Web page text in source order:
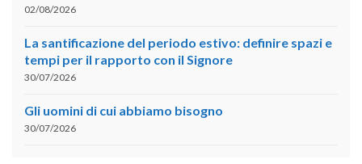
02/08/2026
La santificazione del periodo estivo: definire spazi e
tempi per il rapporto con il Signore
30/07/2026
Gli uomini di cui abbiamo bisogno
30/07/2026